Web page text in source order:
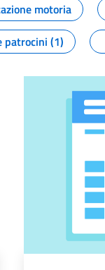
motoria
patrocini (1)